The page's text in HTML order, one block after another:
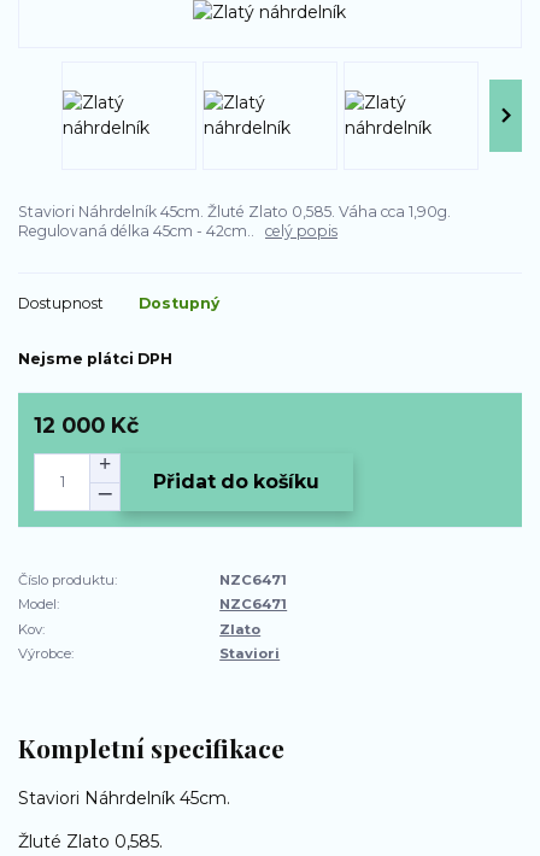
Staviori Náhrdelník 45cm. Žluté Zlato 0,585. Váha cca 1,90g.
Regulovaná délka 45cm - 42cm.. celý popis
Dostupnost Dostupný
Nejsme plátci DPH
12 000 Kč
Přidat do košíku
Číslo produktu:
NZC6471
Model:
NZC6471
Kov:
Zlato
Výrobce:
Staviori
Kompletní specifikace
Staviori Náhrdelník 45cm.
Žluté Zlato 0,585.